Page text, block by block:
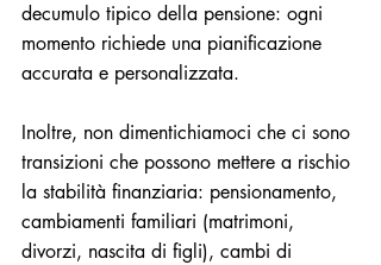
decumulo tipico della pensione: ogni
momento richiede una pianificazione
accurata e personalizzata.
Inoltre, non dimentichiamoci che ci sono
transizioni che possono mettere a rischio
la stabilità finanziaria: pensionamento,
cambiamenti familiari (matrimoni,
divorzi, nascita di figli), cambi di